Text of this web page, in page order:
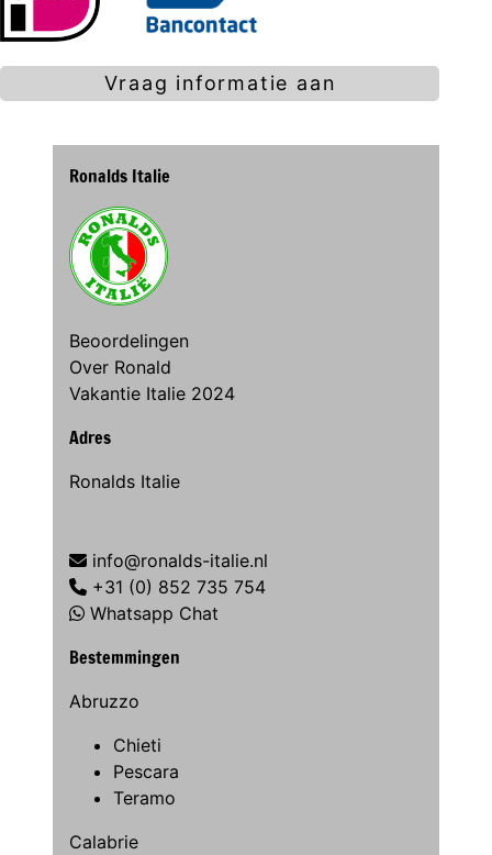
Vraag informatie aan
Ronalds Italie
Beoordelingen
Over Ronald
Vakantie Italie 2024
Adres
Ronalds Italie
info@ronalds-italie.nl
+31 (0) 852 735 754
Whatsapp Chat
Bestemmingen
Abruzzo
Chieti
Pescara
Teramo
Calabrie